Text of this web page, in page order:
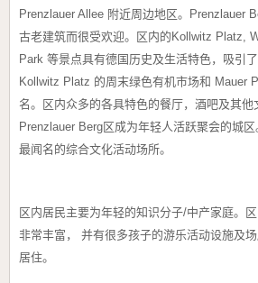
Prenzlauer Allee 附近周边地区。Prenzlauer
古老建筑而很受欢迎。区内的Kollwitz Platz,
Park 等景点具有德国历史及生活特色，吸引了
Kollwitz Platz 的周末绿色有机市场和 Mauer
名。区内众多的各具特色的餐厅，酒吧及其他
Prenzlauer Berg区成为年轻人活跃聚会的城
最闻名的综合文化活动场所。
区内居民主要为年轻的知识分子/中产家庭。
非常丰富， 并有很多孩子的游乐活动设施及
居住。